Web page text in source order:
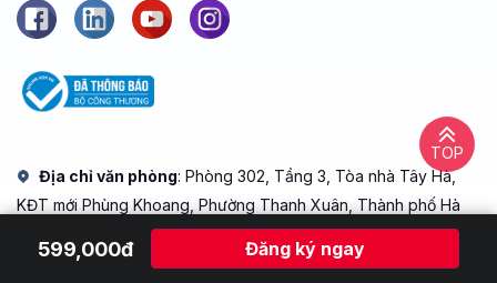
599,000đ Đăng ký ngay
TOP
Địa chỉ văn phòng: Phòng 302, Tầng 3, Tòa nhà Tây Hà,
KĐT mới Phùng Khoang, Phường Thanh Xuân, Thành phố Hà